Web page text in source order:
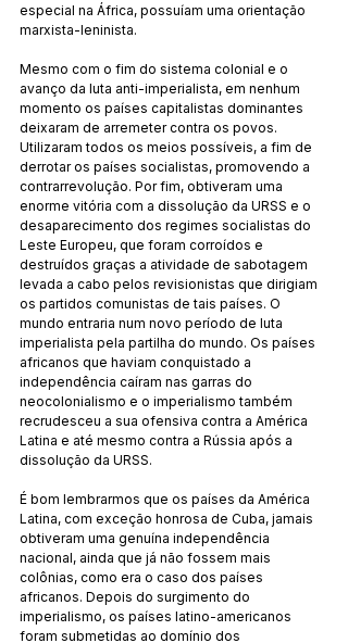
especial na África, possuíam uma orientação
marxista-leninista.
Mesmo com o fim do sistema colonial e o
avanço da luta anti-imperialista, em nenhum
momento os países capitalistas dominantes
deixaram de arremeter contra os povos.
Utilizaram todos os meios possíveis, a fim de
derrotar os países socialistas, promovendo a
contrarrevolução. Por fim, obtiveram uma
enorme vitória com a dissolução da URSS e o
desaparecimento dos regimes socialistas do
Leste Europeu, que foram corroídos e
destruídos graças a atividade de sabotagem
levada a cabo pelos revisionistas que dirigiam
os partidos comunistas de tais países. O
mundo entraria num novo período de luta
imperialista pela partilha do mundo. Os países
africanos que haviam conquistado a
independência caíram nas garras do
neocolonialismo e o imperialismo também
recrudesceu a sua ofensiva contra a América
Latina e até mesmo contra a Rússia após a
dissolução da URSS.
É bom lembrarmos que os países da América
Latina, com exceção honrosa de Cuba, jamais
obtiveram uma genuína independência
nacional, ainda que já não fossem mais
colônias, como era o caso dos países
africanos. Depois do surgimento do
imperialismo, os países latino-americanos
foram submetidas ao domínio dos